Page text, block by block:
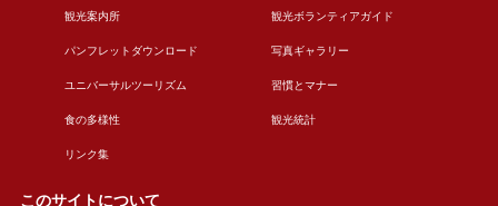
観光案内所 観光ボランティアガイド
パンフレットダウンロード 写真ギャラリー
ユニバーサルツーリズム 習慣とマナー
食の多様性 観光統計
リンク集
このサイトについて